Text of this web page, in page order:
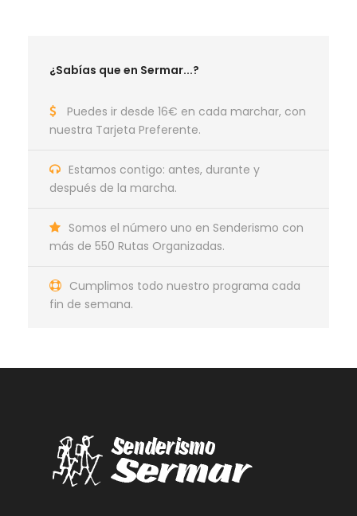
¿Sabías que en Sermar...?
Puedes ir desde 16€ en cada marchar, con
nuestra Tarjeta Preferente.
Estamos contigo: antes, durante y
después de la marcha.
Somos el número uno en Senderismo con
más de 550 Rutas Organizadas.
Cumplimos todo nuestro programa cada
fin de semana.